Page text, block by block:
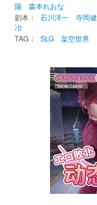
陽
森本れおな
剧本：
石川洋一 寺岡
冶
TAG：
SLG 架空世界